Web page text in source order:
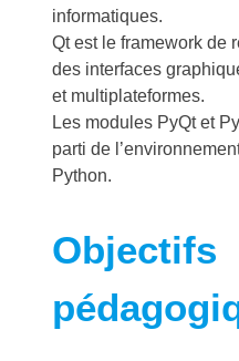
informatiques.
Qt est le framework de
des interfaces
et multiplateformes.
Les modules PyQt et
parti de
Python.
Objectifs